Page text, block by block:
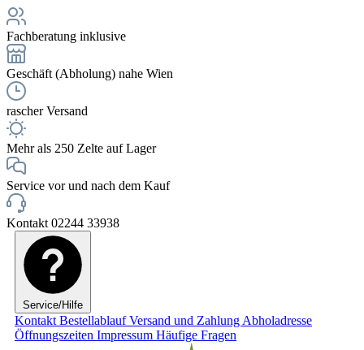
Fachberatung inklusive
Geschäft (Abholung) nahe Wien
rascher Versand
Mehr als 250 Zelte auf Lager
Service vor und nach dem Kauf
Kontakt 02244 33938
Service/Hilfe
Kontakt BestellablaufVersand und Zahlung Abholadresse
Öffnungszeiten Impressum Häufige Fragen